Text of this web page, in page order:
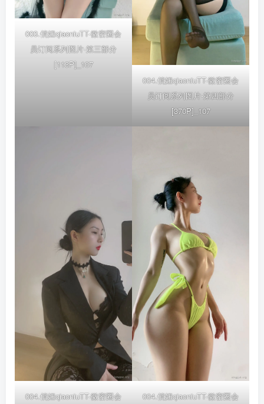
003.俏妞qiaoniuTT-微密圈会
员订阅系列图片-第三部分
[113P]_107
004.俏妞qiaoniuTT-微密圈会
员订阅系列图片-第四部分
[370P]_107
004.俏妞qiaoniuTT-微密圈会
004.俏妞qiaoniuTT-微密圈会